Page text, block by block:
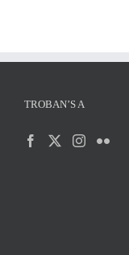
TROBAN’S A